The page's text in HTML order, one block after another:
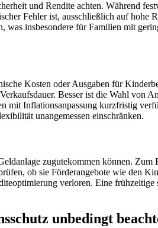
und Rendite achten. Während
Fehler ist, ausschließlich auf hohe
insbesondere für Familien mit
Kosten oder Ausgaben für
Besser ist die Wahl von
mit Inflationsanpassung kurzfristig
unangemessen einschränken.
zugutekommen können.
ob sie Förderangebote wie den
verloren. Eine
unbedingt